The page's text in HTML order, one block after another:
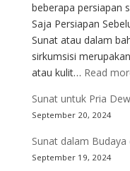
beberapa persiapan
Saja Persiapan
Sunat atau dalam
sirkumsisi
atau kulit… Read
Sunat untuk Pria
September 20, 2024
Sunat dalam
September 19, 2024